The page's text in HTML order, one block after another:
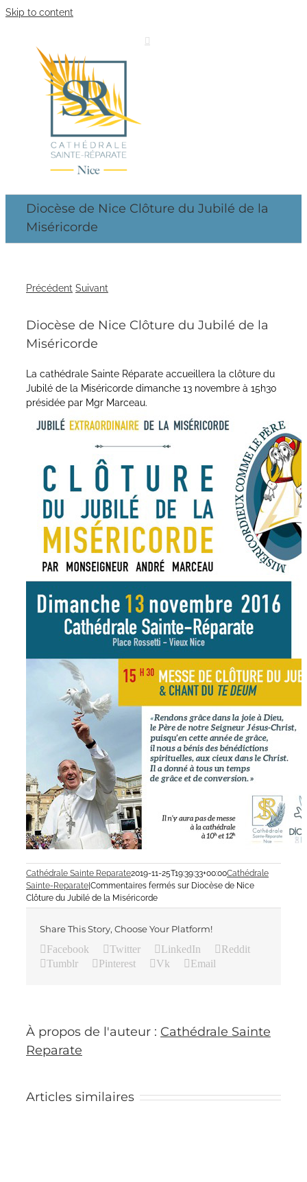
Skip to content
Diocèse de Nice Clôture du Jubilé de la
Miséricorde
Précédent Suivant
Diocèse de Nice Clôture du Jubilé de la
Miséricorde
La cathédrale Sainte Réparate accueillera la clôture du
Jubilé de la Miséricorde dimanche 13 novembre à 15h30
présidée par Mgr Marceau.
Cathédrale Sainte Reparate2019-11-25T19:39:33+00:00Cathédrale
Sainte-Reparate|Commentaires fermés sur Diocèse de Nice
Clôture du Jubilé de la Miséricorde
Share This Story, Choose Your Platform!
Facebook Twitter LinkedIn
Reddit
Tumblr
Pinterest Vk Email
À propos de l'auteur : Cathédrale Sainte
Reparate
Articles similaires